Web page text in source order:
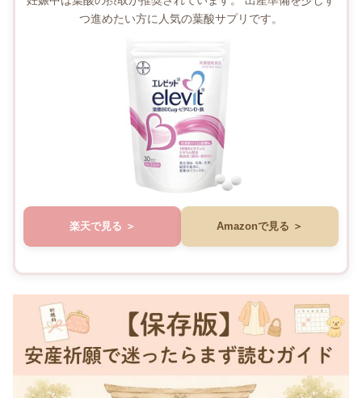
つ進めたい方に人気の葉酸サプリです。
楽天で見る Amazonで見る